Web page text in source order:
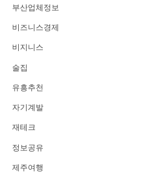
부산업체정보
비즈니스경제
비지니스
술집
유흥추천
자기계발
재테크
정보공유
제주여행